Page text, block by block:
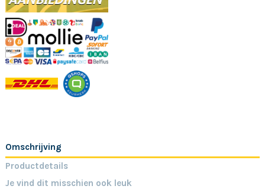
Omschrijving
Productdetails
Je vind dit misschien ook leuk